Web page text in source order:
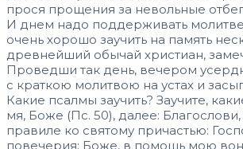
прося прощения за невольные
И днем надо поддерживать
очень хорошо заучить на память
древнейший обычай христиан,
Проведши так день, вечером
с краткою молитвою на устах и
Какие псалмы заучить? Заучите,
мя, Боже (Пс. 50), далее:
правиле ко святому причастью:
повечерия: Боже, в помощь мою